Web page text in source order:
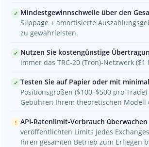
✓ Mindestgewinnschwelle über den
Slippage + amortisierte
zu gewährleisten.
✓ Nutzen Sie kostengünstige
immer das TRC-20 (Tron)-Netzwerk
✓ Testen Sie auf Papier oder mit
Positionsgrößen ($100–$500 pro
Gebühren Ihrem theoretischen Modell
! API-Ratenlimit-Verbrauch überwachen
veröffentlichten Limits jedes
Ihren gesamten Betrieb zum Erliegen